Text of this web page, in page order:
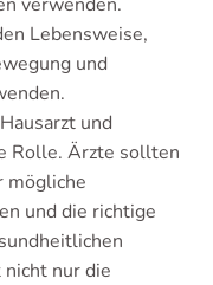
Lebensweise,
und
und
Rolle. Ärzte sollten
mögliche
und die richtige
nur die